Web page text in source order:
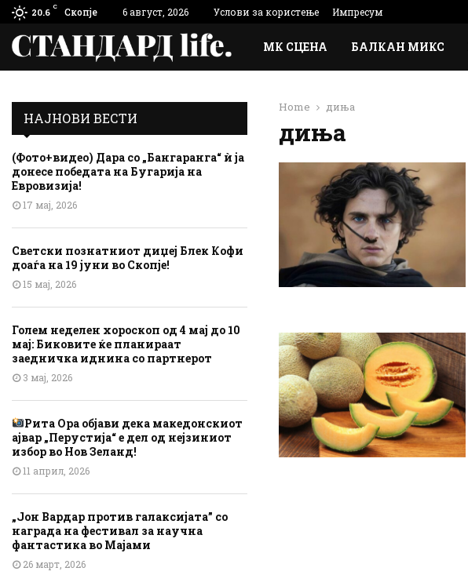
20.6 C Скопје 6 август, 2026 Услови за користење Импресум
МК СЦЕНА БАЛКАН МИКС
Home диња
диња
НАЈНОВИ ВЕСТИ
(Фото+видео) Дара со „Бангаранга“ ѝ ја
донесе победата на Бугарија на
Евровизија!
17 мај, 2026
Светски познатниот диџеј Блек Кофи
доаѓа на 19 јуни во Скопје!
15 мај, 2026
Голем неделен хороскоп од 4 мај до 10
мај: Биковите ќе планираат
заедничка иднина со партнерот
3 мај, 2026
Рита Ора објави дека македонскиот
ајвар „Перустија“ е дел од нејзиниот
избор во Нов Зеланд!
11 април, 2026
„Јон Вардар против галаксијата” со
награда на фестивал за научна
фантастика во Мајами
26 март, 2026